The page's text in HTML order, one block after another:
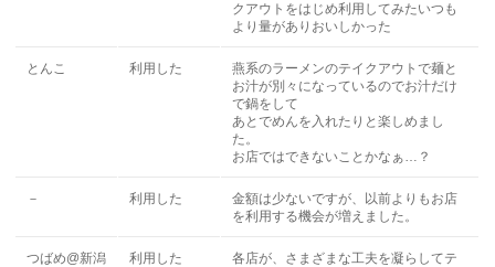
クアウトをはじめ利用してみたいつも
より量がありおいしかった
とんこ 利用した
燕系のラーメンのテイクアウトで麺と
お汁が別々になっているのでお汁だけ
で鍋をして
あとでめんを入れたりと楽しめまし
た。
お店ではできないことかなぁ…？
－ 利用した
金額は少ないですが、以前よりもお店
を利用する機会が増えました。
つばめ@新潟 利用した
各店が、さまざまな工夫を凝らしてテ